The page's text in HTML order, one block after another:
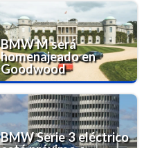
BMW M será
homenajeado en
Goodwood
BMW Serie 3 eléctrico